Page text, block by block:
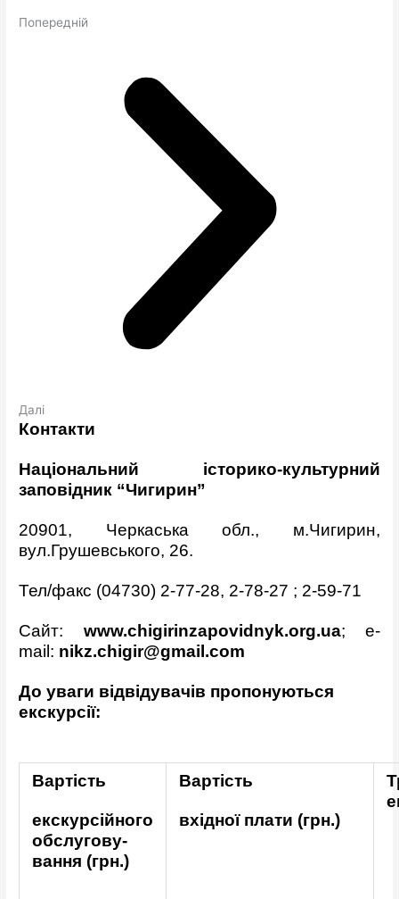
Попередній
Далі
Контакти
Національний історико-культурний
заповідник “Чигирин”
20901, Черкаська обл., м.Чигирин,
вул.Грушевського, 26.
Тел/факс (04730) 2-77-28, 2-78-27 ; 2-59-71
Сайт: www.chigirinzapovidnyk.org.ua; e-
mail: nikz.chigir@gmail.com
До уваги відвідувачів пропонуються
екскурсії:
Вартість
екскурсійного
обслугову-
вання (грн.)
Вартість
вхідної плати (грн.)